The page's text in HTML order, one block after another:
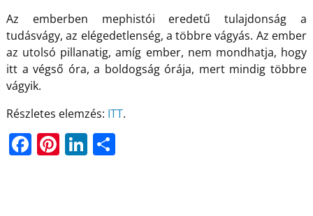
Az emberben mephistói eredetű tulajdonság a
tudásvágy, az elégedetlenség, a többre vágyás. Az ember
az utolsó pillanatig, amíg ember, nem mondhatja, hogy
itt a végső óra, a boldogság órája, mert mindig többre
vágyik.
Részletes elemzés: ITT.
F Pi Li O